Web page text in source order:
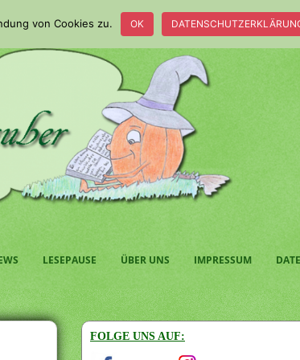
LESEPAUSE ÜBER UNS IMPRESSUM
FOLGE UNS AUF:
von Cookies zu. OK